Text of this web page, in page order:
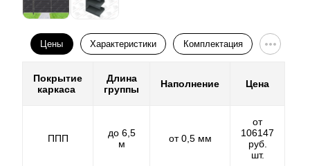
Цены Характеристики Комплектация
Покрытие
каркаса
Длина
группы
Наполнение Цена
ППП
до 6,5
м
от 0,5 мм
от
106147
руб.
шт.